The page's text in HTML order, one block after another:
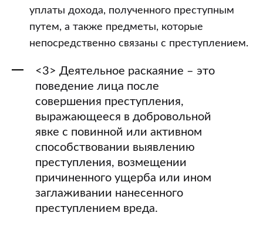
уплаты дохода, полученного преступным
путем, а также предметы, которые
непосредственно связаны с преступлением.
<3> Деятельное раскаяние – это
поведение лица после
совершения преступления,
выражающееся в добровольной
явке с повинной или активном
способствовании выявлению
преступления, возмещении
причиненного ущерба или ином
заглаживании нанесенного
преступлением вреда.